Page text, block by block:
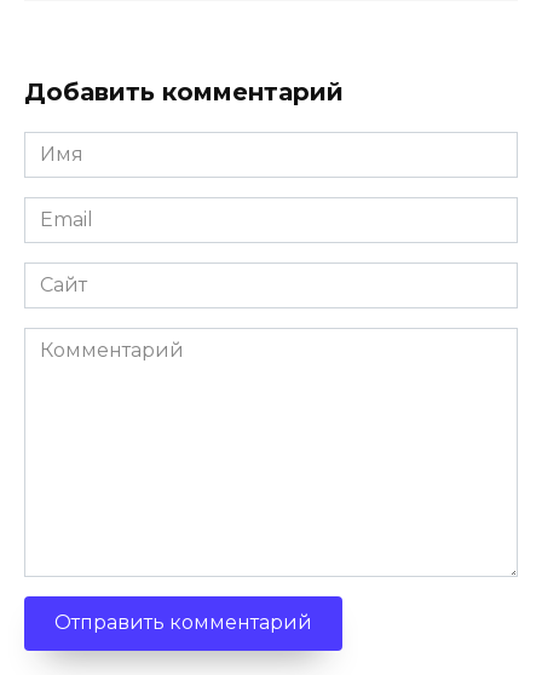
Добавить комментарий
Имя
*
Email
*
Сайт
Комментарий